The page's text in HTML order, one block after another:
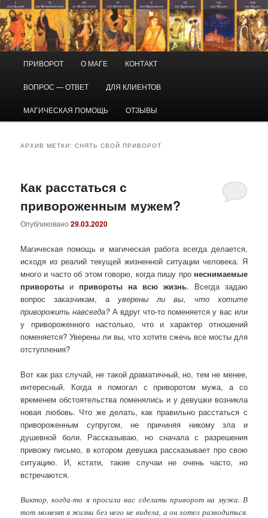
Перейти
к
основному
содержимому
Перейти
к
дополнительному
содержимому
Приворот и магическая помощь
Маг Виктор
ПРИВОРОТ О МАГЕ КОНТАКТ
ВОПРОС — ОТВЕТ ДЛЯ КЛИЕНТОВ
МАГИЧЕСКАЯ ПОМОЩЬ ОТЗЫВЫ
АРХИВ МЕТКИ:СНЯТЬ СВОЙ ПРИВОРОТ
Как расстаться с
привороженным мужем?
Опубликовано29.03.2020
Магическая помощь и магическая работа всегда делается,
исходя из реалий текущей жизненной ситуации человека. Я
много и часто об этом говорю, когда пишу про неснимаемые
привороты и привороты на всю жизнь. Всегда задаю
вопрос заказчикам, а уверены ли вы, что хотите
приворожить навсегда?А вдруг что-то поменяется у вас или
у привороженного настолько, что и характер отношений
поменяется? Уверены ли вы, что хотите сжечь все мосты для
отступления?
Вот как раз случай, не такой драматичный, но, тем не менее,
интересный. Когда я помогал с приворотом мужа, а со
временем обстоятельства поменялись и у девушки возникла
новая любовь. Что же делать, как правильно расстаться с
привороженным супругом, не причиняя никому зла и
душевной боли. Рассказываю, но сначала с разрешения
привожу письмо, в котором девушка рассказывает про свою
ситуацию. И, кстати, такие случаи не очень часто, но
встречаются.
Виктор, когда-то я просила вас сделать приворот на мужа. В
тот момент я жизни без него не видела, а он хотел разводиться.